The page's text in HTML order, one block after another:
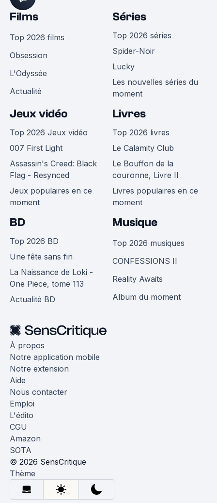
Films
Top 2026 films
Obsession
L'Odyssée
Actualité
Séries
Top 2026 séries
Spider-Noir
Lucky
Les nouvelles séries du
moment
Jeux vidéo
Top 2026 Jeux vidéo
007 First Light
Assassin's Creed: Black
Flag - Resynced
Jeux populaires en ce
moment
Livres
Top 2026 livres
Le Calamity Club
Le Bouffon de la
couronne, Livre II
Livres populaires en ce
moment
BD
Top 2026 BD
Une fête sans fin
La Naissance de Loki -
One Piece, tome 113
Actualité BD
Musique
Top 2026 musiques
CONFESSIONS II
Reality Awaits
Album du moment
À propos
Notre application mobile
Notre extension
Aide
Nous contacter
Emploi
L'édito
CGU
Amazon
SOTA
© 2026 SensCritique
Thème